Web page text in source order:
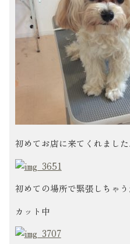
初めてお店に来てくれました
初めての場所で緊張しちゃ
カット中